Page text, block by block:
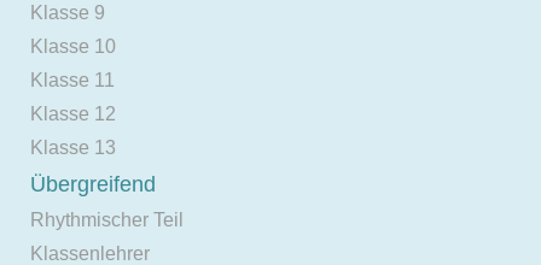
Klasse 9
Klasse 10
Klasse 11
Klasse 12
Klasse 13
Übergreifend
Rhythmischer Teil
Klassenlehrer